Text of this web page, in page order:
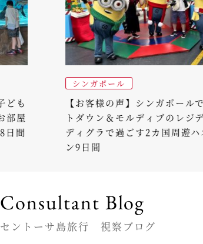
シンガポール
【お客様の声】シンガポールでカウン
トダウン＆モルディブのレジデンス
ディグラで過ごす2カ国周遊ハネムー
ン9日間
Consultant Blog
セントーサ島旅行 視察ブログ